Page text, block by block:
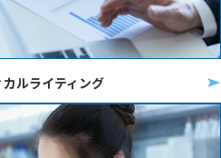
ルライティング